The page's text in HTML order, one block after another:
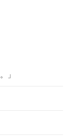
」